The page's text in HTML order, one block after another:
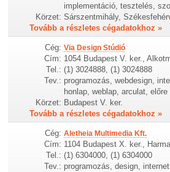
implementáció, tesztelés,
Körzet: Sárszentmihály,
Tovább a részletes cégadatokhoz »
Cég: Via Design Stúdió
Cím: 1054 Budapest V. ker.,
Tel.: (1) 3024888, (1) 3024888
Tev.: programozás, webdesign,
honlap, weblap, arculat,
Körzet: Budapest V. ker.
Tovább a részletes cégadatokhoz »
Cég: Aletheia Multimedia Kft.
Cím: 1104 Budapest X. ker.,
Tel.: (1) 6304000, (1) 6304000
Tev.: programozás, design,